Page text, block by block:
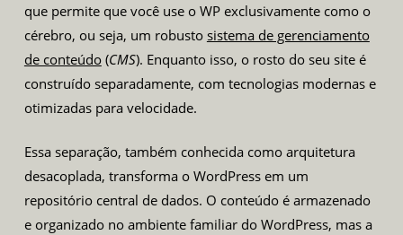
que permite que você use o WP exclusivamente como o
cérebro, ou seja, um robusto sistema de gerenciamento
de conteúdo(CMS). Enquanto isso, o rosto do seu site é
construído separadamente, com tecnologias modernas e
otimizadas para velocidade.
Essa separação, também conhecida como arquitetura
desacoplada, transforma o WordPress em um
repositório central de dados. O conteúdo é armazenado
e organizado no ambiente familiar do WordPress, mas a